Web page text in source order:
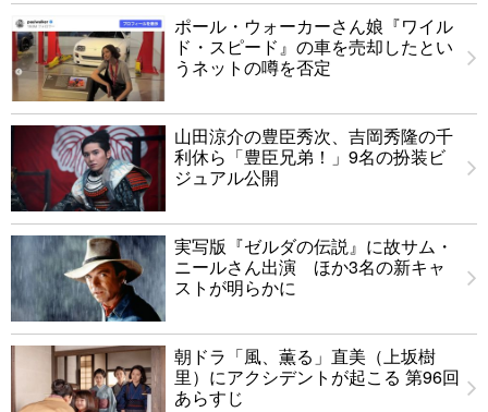
ポール・ウォーカーさん娘『ワイル
ド・スピード』の車を売却したとい
うネットの噂を否定
山田涼介の豊臣秀次、吉岡秀隆の千
利休ら「豊臣兄弟！」9名の扮装ビ
ジュアル公開
実写版『ゼルダの伝説』に故サム・
ニールさん出演 ほか3名の新キャ
ストが明らかに
朝ドラ「風、薫る」直美（上坂樹
里）にアクシデントが起こる 第96回
あらすじ